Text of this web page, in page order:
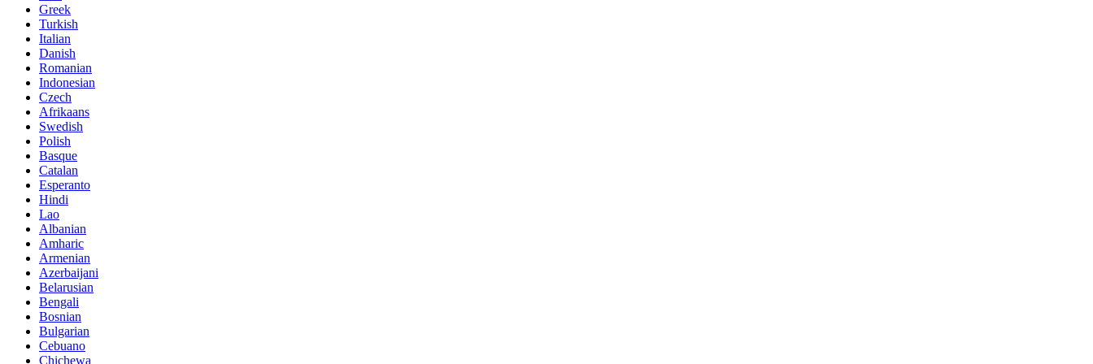
Greek
Turkish
Italian
Danish
Romanian
Indonesian
Czech
Afrikaans
Swedish
Polish
Basque
Catalan
Esperanto
Hindi
Lao
Albanian
Amharic
Armenian
Azerbaijani
Belarusian
Bengali
Bosnian
Bulgarian
Cebuano
Chichewa